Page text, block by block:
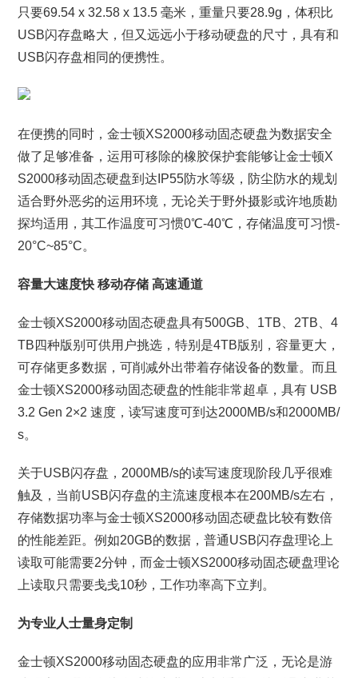
只要69.54 x 32.58 x 13.5 毫米，重量只要28.9g，体积比
USB闪存盘略大，但又远远小于移动硬盘的尺寸，具有和
USB闪存盘相同的便携性。
在便携的同时，金士顿XS2000移动固态硬盘为数据安全
做了足够准备，运用可移除的橡胶保护套能够让金士顿X
S2000移动固态硬盘到达IP55防水等级，防尘防水的规划
适合野外恶劣的运用环境，无论关于野外摄影或许地质勘
探均适用，其工作温度可习惯0℃-40℃，存储温度可习惯-
20°C~85°C。
容量大速度快 移动存储 高速通道
金士顿XS2000移动固态硬盘具有500GB、1TB、2TB、4
TB四种版别可供用户挑选，特别是4TB版别，容量更大，
可存储更多数据，可削减外出带着存储设备的数量。而且
金士顿XS2000移动固态硬盘的性能非常超卓，具有 USB
3.2 Gen 2×2 速度，读写速度可到达2000MB/s和2000MB/
s。
关于USB闪存盘，2000MB/s的读写速度现阶段几乎很难
触及，当前USB闪存盘的主流速度根本在200MB/s左右，
存储数据功率与金士顿XS2000移动固态硬盘比较有数倍
的性能差距。例如20GB的数据，普通USB闪存盘理论上
读取可能需要2分钟，而金士顿XS2000移动固态硬盘理论
上读取只需要戋戋10秒，工作功率高下立判。
为专业人士量身定制
金士顿XS2000移动固态硬盘的应用非常广泛，无论是游